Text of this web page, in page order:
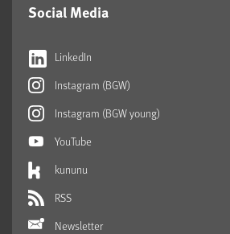
Social Media
LinkedIn
Instagram (BGW)
Instagram (BGW young)
YouTube
kununu
RSS
Newsletter